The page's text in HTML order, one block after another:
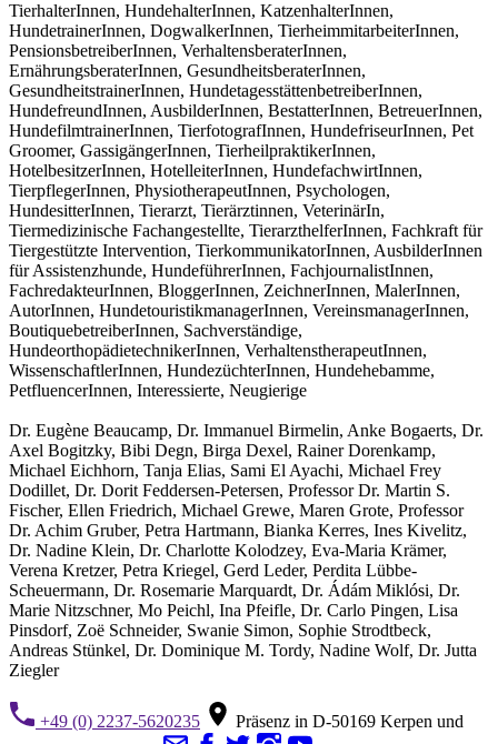
TierhalterInnen, HundehalterInnen, KatzenhalterInnen,
HundetrainerInnen, DogwalkerInnen, TierheimmitarbeiterInnen,
PensionsbetreiberInnen, VerhaltensberaterInnen,
ErnährungsberaterInnen, GesundheitsberaterInnen,
GesundheitstrainerInnen, HundetagesstättenbetreiberInnen,
HundefreundInnen, AusbilderInnen, BestatterInnen, BetreuerInnen,
HundefilmtrainerInnen, TierfotografInnen, HundefriseurInnen, Pet
Groomer, GassigängerInnen, TierheilpraktikerInnen,
HotelbesitzerInnen, HotelleiterInnen, HundefachwirtInnen,
TierpflegerInnen, PhysiotherapeutInnen, Psychologen,
HundesitterInnen, Tierarzt, Tierärztinnen, VeterinärIn,
Tiermedizinische Fachangestellte, TierarzthelferInnen, Fachkraft für
Tiergestützte Intervention, TierkommunikatorInnen, AusbilderInnen
für Assistenzhunde, HundeführerInnen, FachjournalistInnen,
FachredakteurInnen, BloggerInnen, ZeichnerInnen, MalerInnen,
AutorInnen, HundetouristikmanagerInnen, VereinsmanagerInnen,
BoutiquebetreiberInnen, Sachverständige,
HundeorthopädietechnikerInnen, VerhaltenstherapeutInnen,
WissenschaftlerInnen, HundezüchterInnen, Hundehebamme,
PetfluencerInnen, Interessierte, Neugierige
Dr. Eugène Beaucamp, Dr. Immanuel Birmelin, Anke Bogaerts, Dr.
Axel Bogitzky, Bibi Degn, Birga Dexel, Rainer Dorenkamp,
Michael Eichhorn, Tanja Elias, Sami El Ayachi, Michael Frey
Dodillet, Dr. Dorit Feddersen-Petersen, Professor Dr. Martin S.
Fischer, Ellen Friedrich, Michael Grewe, Maren Grote, Professor
Dr. Achim Gruber, Petra Hartmann, Bianka Kerres, Ines Kivelitz,
Dr. Nadine Klein, Dr. Charlotte Kolodzey, Eva-Maria Krämer,
Verena Kretzer, Petra Kriegel, Gerd Leder, Perdita Lübbe-
Scheuermann, Dr. Rosemarie Marquardt, Dr. Ádám Miklósi, Dr.
Marie Nitzschner, Mo Peichl, Ina Pfeifle, Dr. Carlo Pingen, Lisa
Pinsdorf, Zoë Schneider, Swanie Simon, Sophie Strodtbeck,
Andreas Stünkel, Dr. Dominique M. Tordy, Nadine Wolf, Dr. Jutta
Ziegler
+49 (0) 2237-5620235
Präsenz in D-50169 Kerpen und